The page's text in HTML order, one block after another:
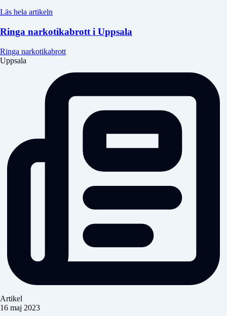
Läs hela artikeln
Ringa narkotikabrott i Uppsala
Ringa narkotikabrott
Uppsala
Artikel
16 maj 2023